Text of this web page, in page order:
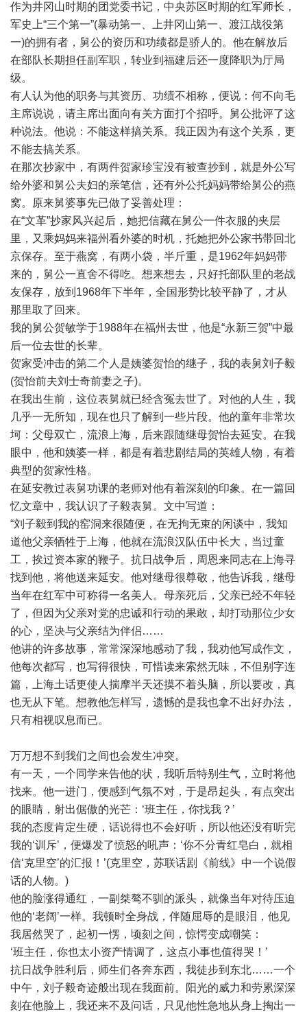
作为井冈山时期的团党委书记，中央苏区时期的红军师长，
军史上“三个第一”(暴动第一、上井冈山第一、渡江战役第
一)的拥有者，舅公的资历和功绩都是骄人的。他在解放后
在部队长期担任副军职，转业到福建后还一度降职为厅局
级。
有人认为他的职务与其资历、功绩不相称，便说：何不向毛
主席说说，请主席出面向有关方面打个招呼。舅公批评了这
种说法。他说：不能这样搞关系。我正因为有这个关系，更
不能去搞关系。
在那次抄家中，有两件贺家珍宝没有被查抄到，就是外公写
给外婆和舅公夫妇的亲笔信，还有外公托妈妈带给舅公的燕
窝。原来舅婆事先已做了妥善处理：
在“文革”抄家风兴起后，她把信藏在舅公一件衣服的夹层
里，又乘妈妈来福州看外婆的时机，托她把外公家书带回北
京保存。至于燕窝，有两小袋，半斤重，是1962年妈妈带
来的，舅公一直舍不得吃。想来想去，只好托部队里的老战
友保存，放到1968年下半年，全国形势比较平静了，才从
那里取了回来。
我的舅公贺敏学于1988年在福州去世，他是“永新三贺”中最
后一位去世的长辈。
贺家受冲击的第二个人是姨婆贺怡的继子，我的表舅刘子毅
(贺怡前夫刘士奇前妻之子)。
在我出生前，这位表舅就已经含冤去世了。对他的人生，我
几乎一无所知，现在也只了解到一些片段。他的童年非常坎
坷：父母双亡，流浪上海，后来跟随继母贺怡去延安。在我
眼中，他和姨婆一样，都是有着悲剧结局的英雄人物，有着
典型的贺家性格。
在延安教过表舅功课的老师对他有着深刻的印象。在一篇回
忆文章中，我认识了子毅表舅。文中写道：
“刘子毅到我的窑洞来很随便，在无拘无束的闲谈中，我知
道他父亲牺牲于上海，他就在流浪汉队伍中长大，当过童
工，挨过资本家的鞭子。抗日战争后，周恩来同志在上海寻
找到他，将他送来延安。他对继母很尊敬，他告诉我，继母
当年在红军中可称得一名美人。母亲死后，父亲已经不年轻
了，但因为父亲对党的忠诚和行动的果敢，却打动那位少女
的心，坚决与父亲结为伴侣……
他讲的许多故事，常常深深地感动了我，我劝他写成作文，
他每次都写，也写得很快，可惜读来索然无味，不但别字连
篇，上海土话更使人揣摩半天还摸不着头脑，所以要改，真
也无从下笔。想教他怎样写，遗憾的是我也拿不出好办法，
只有相视叹息而已。
万万想不到我们之间也会发生冲突。
有一天，一个同学来告他的状，我听后特别生气，立时将他
找来。他一进门，便感到气氛不对，于是昂起头，有点突出
的眼睛，射出倨傲的光芒：‘班主任，你找我？’
我的态度肯定生硬，话说得也不会好听，所以他还没有听完
我的‘训斥’，便爆发了愤怒的吼声：‘你不分青红皂白，就相
信‘克里空’的汇报！’(克里空，苏联话剧《前线》中一个说假
话的人物。)
他的脸涨得通红，一副桀骜不驯的派头，就像当年对待压迫
他的‘老阔’一样。我顿时全身战，伴随屈辱的是眼泪，他见
我居然哭了，起初一愣，顷刻之间，惊愕变成嘲笑：
‘班主任，你也太小资产情调了，这点小事也值得哭！’
抗日战争胜利后，师生们各奔东西，我徒步到东北……一个
中午，刘子毅奇迹般出现在我面前。阳光的威力和劳累深深
刻在他脸上，我还来不及问话，只见他性急地从身上掏出一